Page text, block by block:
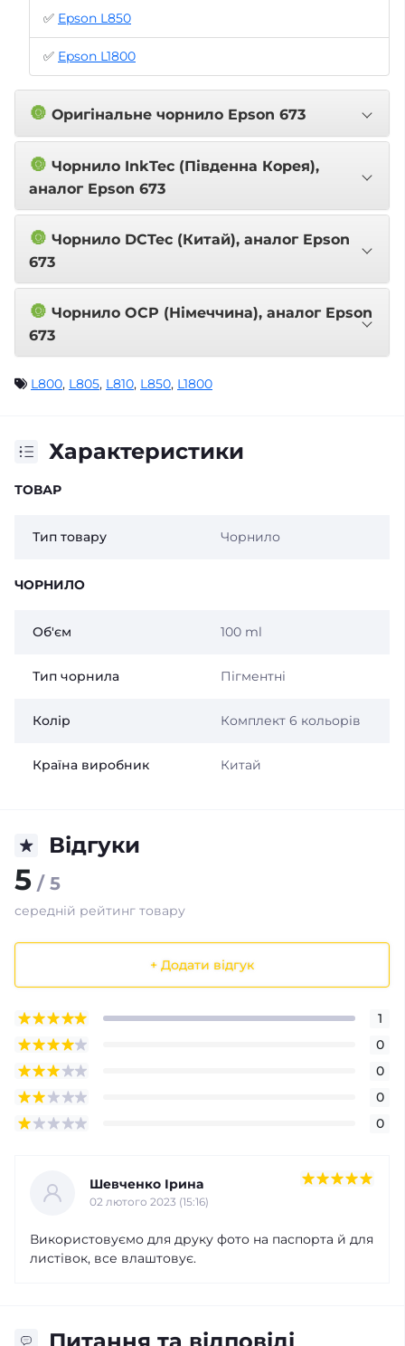
✅ Epson L850
✅ Epson L1800
🔘 Оригінальне чорнило Epson 673
🔘 Чорнило InkTec (Південна Корея),
аналог Epson 673
🔘 Чорнило DCTec (Китай), аналог Epson
673
🔘 Чорнило OCP (Німеччина), аналог Epson
673
L800, L805, L810, L850, L1800
Характеристики
ТОВАР
Тип товару Чорнило
ЧОРНИЛО
Об'єм 100 ml
Тип чорнила Пігментні
Колір Комплект 6 кольорів
Країна виробник Китай
Відгуки
5 / 5
середній рейтинг товару
+ Додати відгук
1
0
0
0
0
Шевченко Ірина
02 лютого 2023 (15:16)
Використовуємо для друку фото на паспорта й для
листівок, все влаштовує.
Питання та відповіді